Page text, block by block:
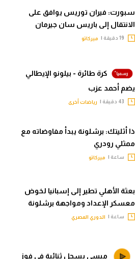
سبورت: فيران توريس يوافق على
الانتقال إلى باريس سان جيرمان
ميركاتو
كرة طائرة - بيلونو الإيطالي
يضم أحمد عزب
رياضات أخرى
ذا أثليتك: برشلونة يبدأ مفاوضاته مع
ممثلي رودري
ساعة | ميركاتو
بعثة الأهلي تطير إلى إسبانيا لخوض
معسكر الإعداد ومواجهة برشلونة
ساعة | الدوري المصري
ميسي يسجل ثنائية في فوز